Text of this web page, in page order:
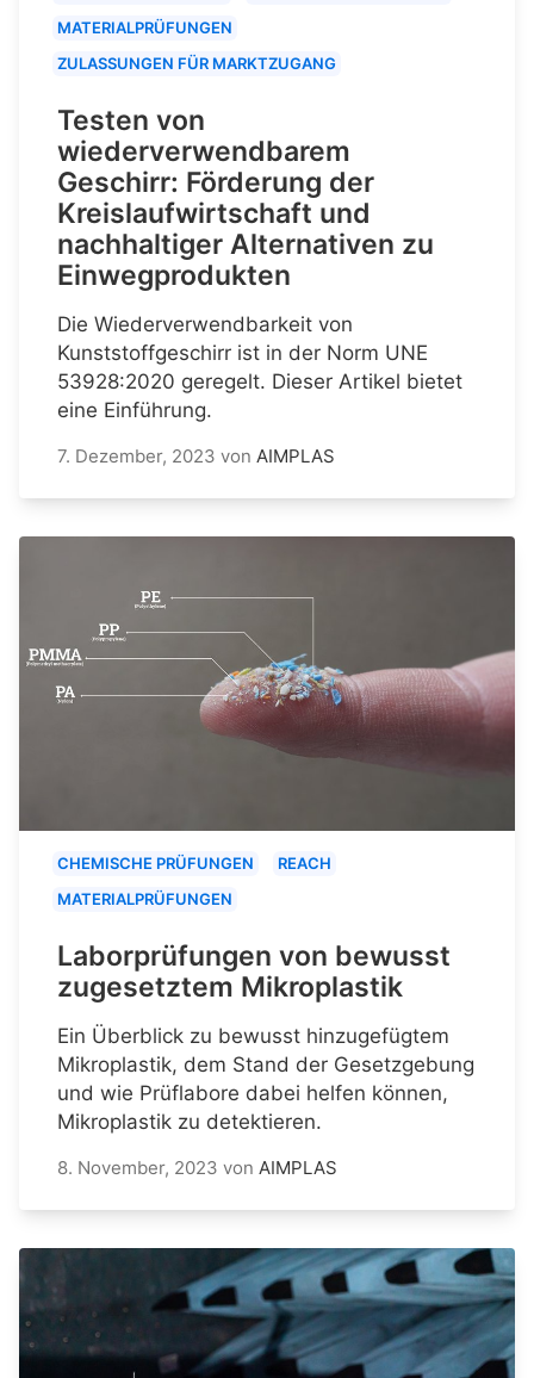
MATERIALPRÜFUNGEN
ZULASSUNGEN FÜR MARKTZUGANG
Testen von
wiederverwendbarem
Geschirr: Förderung der
Kreislaufwirtschaft und
nachhaltiger Alternativen zu
Einwegprodukten
Die Wiederverwendbarkeit von
Kunststoffgeschirr ist in der Norm UNE
53928:2020 geregelt. Dieser Artikel bietet
eine Einführung.
7. Dezember, 2023 von AIMPLAS
CHEMISCHE PRÜFUNGEN
REACH
MATERIALPRÜFUNGEN
Laborprüfungen von bewusst
zugesetztem Mikroplastik
Ein Überblick zu bewusst hinzugefügtem
Mikroplastik, dem Stand der Gesetzgebung
und wie Prüflabore dabei helfen können,
Mikroplastik zu detektieren.
8. November, 2023 von AIMPLAS